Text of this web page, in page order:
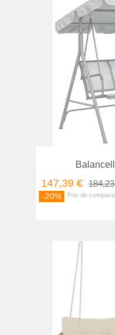
147,39 €
-20%